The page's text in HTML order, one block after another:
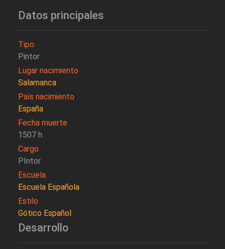
Datos principales
Tipo
Pintor
Lugar nacimiento
Salamanca
País nacimiento
España
Fecha muerte
1507 h.
Cargo
PIntor
Escuela
Escuela Española
Estilo
Gótico Español
Desarrollo